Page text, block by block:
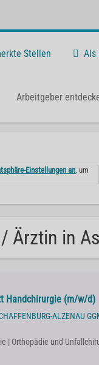
Stellen Als
Arbeitgeber
Einstellungen an, um
Ärztin in
Handchirurgie (m/w/d)
ALZENAU
| Orthopädie und